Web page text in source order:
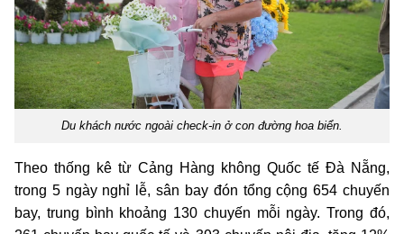
Du khách nước ngoài check-in ở con đường hoa biển.
Theo thống kê từ Cảng Hàng không Quốc tế Đà Nẵng,
trong 5 ngày nghỉ lễ, sân bay đón tổng cộng 654 chuyến
bay, trung bình khoảng 130 chuyến mỗi ngày. Trong đó,